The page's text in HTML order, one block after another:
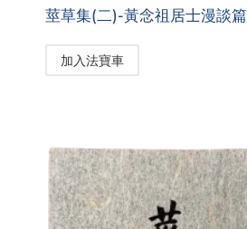
莖草集(二)-黃念祖居士漫談篇
加入法寶車